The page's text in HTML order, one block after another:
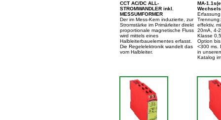
CCT AC/DC ALL-
STROMWANDLER inkl.
MESSUMFORMER
Der im Mess-Kern induzierte, zur
Stromstärke im Primärleiter direkt
proportionale magnetische Fluss
wird mittels eines
Halbleiterbauelementes erfasst.
Die Regelelektronik wandelt das
vom Halbleiter.
MA-
effektiv,
20mA, 4-
Klasse
Option
<300 ms.
in
Katalog